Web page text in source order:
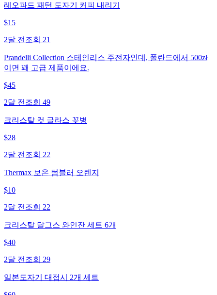
레오파드 패턴 도자기 커피 내리기
$15
2달 전 조회 21
Prandelli Collection 스테인리스 주전자인데, 폴란드에서 500zł
이면 꽤 고급 제품이에요.
$45
2달 전 조회 49
크리스탈 컷 글라스 꽃병
$28
2달 전 조회 22
Thermax 보온 텀블러 오렌지
$10
2달 전 조회 22
크리스탈 달그스 와인잔 세트 6개
$40
2달 전 조회 29
일본도자기 대접시 2개 세트